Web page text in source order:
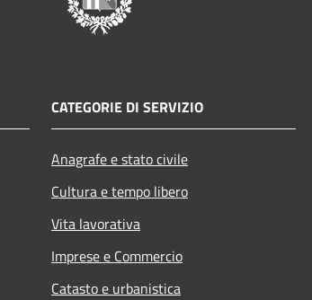
CATEGORIE DI SERVIZIO
Anagrafe e stato civile
Cultura e tempo libero
Vita lavorativa
Imprese e Commercio
Catasto e urbanistica